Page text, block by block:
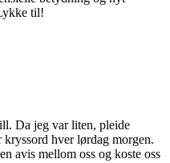
til!
Da jeg var liten, pleide
kryssord hver lørdag morgen.
avis mellom oss og koste oss